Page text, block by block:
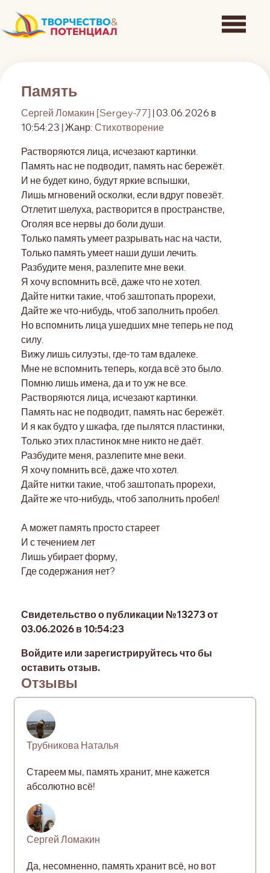
Память
Сергей Ломакин [Sergey-77]
| 03.06.2026 в
10:54:23 | Жанр: Стихотворение
Растворяются лица, исчезают картинки.
Память нас не подводит, память нас бережёт.
И не будет кино, будут яркие вспышки,
Лишь мгновений осколки, если вдруг повезёт.
Отлетит шелуха, растворится в пространстве,
Оголяя все нервы до боли души.
Только память умеет разрывать нас на части,
Только память умеет наши души лечить.
Разбудите меня, разлепите мне веки.
Я хочу вспомнить всё, даже что не хотел.
Дайте нитки такие, чтоб заштопать прорехи,
Дайте же что-нибудь, чтоб заполнить пробел.
Но вспомнить лица ушедших мне теперь не под
силу.
Вижу лишь силуэты, где-то там вдалеке.
Мне не вспомнить теперь, когда всё это было.
Помню лишь имена, да и то уж не все.
Растворяются лица, исчезают картинки.
Память нас не подводит, память нас бережёт.
И я как будто у шкафа, где пылятся пластинки,
Только этих пластинок мне никто не даёт.
Разбудите меня, разлепите мне веки.
Я хочу помнить всё, даже что хотел.
Дайте нитки такие, чтоб заштопать прорехи,
Дайте же что-нибудь, чтоб заполнить пробел!
А может память просто стареет
И с течением лет
Лишь убирает форму,
Где содержания нет?
Свидетельство о публикации №13273 от
03.06.2026 в 10:54:23
Войдите или зарегистрируйтесь что бы
оставить отзыв.
Отзывы
Трубникова Наталья
Стареем мы, память хранит, мне кажется
абсолютно всё!
Сергей Ломакин
Да, несомненно, память хранит всё, но вот